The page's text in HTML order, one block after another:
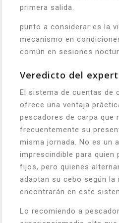
primera salida.
punto a considerar es la
mecanismo en
común en sesiones
Veredicto del
El sistema de cuentas de
ofrece una ventaja
pescadores de carpa que
frecuentemente su
misma jornada. No es un
imprescindible para quien
fijos, pero quienes
adaptan su cebo según la
encontrarán en este
Lo recomiendo a